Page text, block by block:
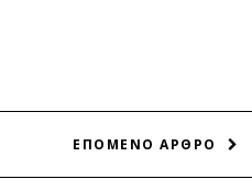
ΕΠΟΜΕΝΟ ΑΡΘΡΟ